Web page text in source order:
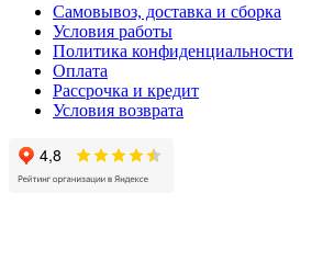
Самовывоз, доставка и сборка
Условия работы
Политика конфиденциальности
Оплата
Рассрочка и кредит
Условия возврата